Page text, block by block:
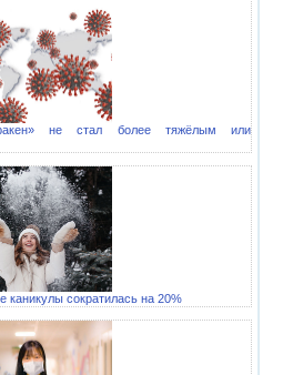
не стал более тяжёлым или
каникулы сократилась на 20%